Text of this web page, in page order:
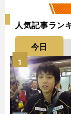
人気記事ラン
今日
1